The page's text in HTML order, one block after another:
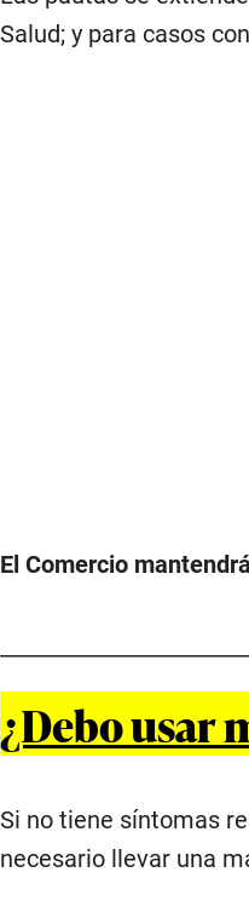
Salud; y para casos
El Comercio
¿Debo usar
Si no tiene síntomas
necesario llevar una